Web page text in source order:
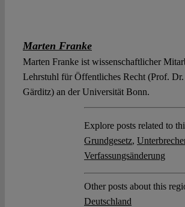
Marten Franke
Marten Franke ist wissenschaftlicher
Lehrstuhl für Öffentliches Recht (Prof.
Gärditz) an der Universität Bonn.
Explore posts related to
Grundgesetz,
Verfassungsänderung
Other posts about this
Deutschland